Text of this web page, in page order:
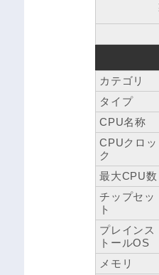
カテゴリ
タイプ
CPU名称
CPUクロッ
ク
最大CPU数
チップセッ
ト
プレインス
トールOS
メモリ